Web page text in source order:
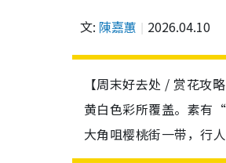
文: 陳嘉蕙 2026.04.10
【周末好去处 / 赏花攻
黄白色彩所覆盖。素有
大角咀樱桃街一带，行